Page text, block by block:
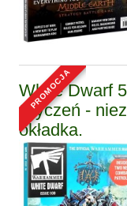
White Dwarf
Styczeń -
okładka.
promocja